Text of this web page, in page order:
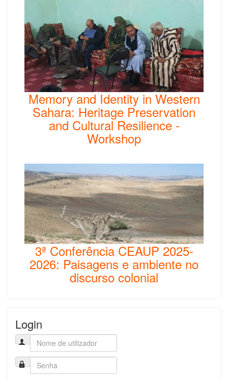
Memory and Identity in Western
Sahara: Heritage Preservation
and Cultural Resilience -
Workshop
3ª Conferência CEAUP 2025-
2026: Paisagens e ambiente no
discurso colonial
Login